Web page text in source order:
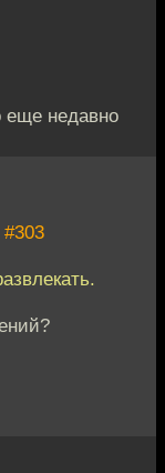
еще недавно
#303